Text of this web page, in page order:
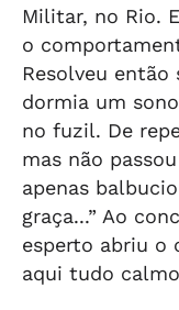
Militar, no Rio.
o
Resolveu
dormia um
no fuzil. De
mas não
apenas
graça...” Ao
esperto abriu o
aqui tudo